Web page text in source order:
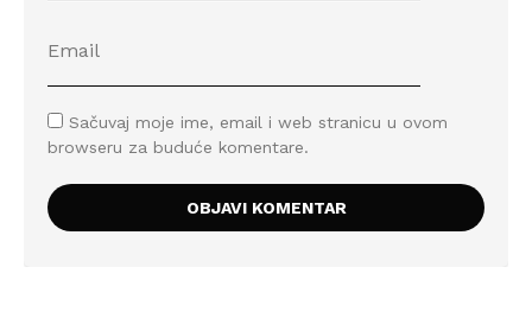
Sačuvaj moje ime, email i web stranicu u ovom
browseru za buduće komentare.